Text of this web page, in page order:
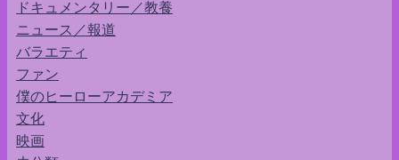
ドキュメンタリー／教養
ニュース／報道
バラエティ
ファン
僕のヒーローアカデミア
文化
映画